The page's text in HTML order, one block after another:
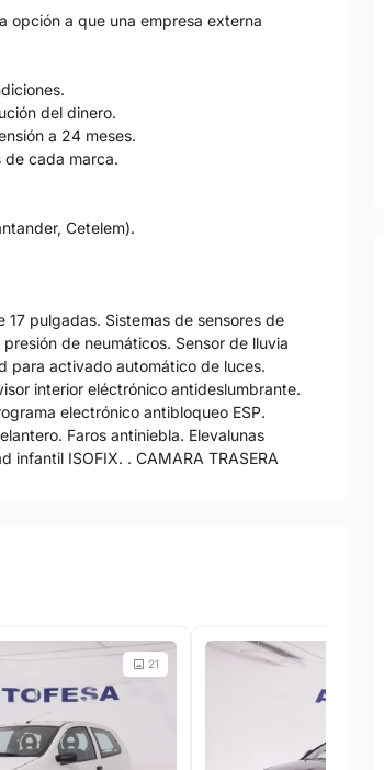
opción a que una empresa externa
del dinero.
a 24 meses.
de cada marca.
Cetelem).
pulgadas. Sistemas de sensores de
de neumáticos. Sensor de lluvia
para activado automático de luces.
interior eléctrónico antideslumbrante.
electrónico antibloqueo ESP.
Faros antiniebla. Elevalunas
ISOFIX. . CAMARA TRASERA
21